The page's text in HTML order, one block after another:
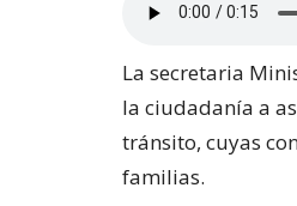
La secretaria
la ciudadanía a
tránsito, cuyas
familias.